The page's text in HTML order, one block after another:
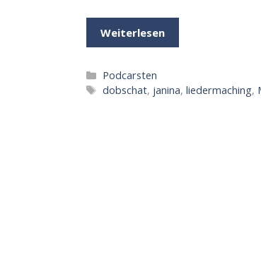
Weiterlesen
Kategorien
Podcarsten
Schlagwörter
dobschat, janina,liedermaching,